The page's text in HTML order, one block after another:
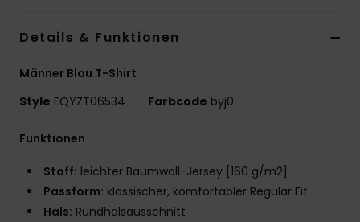
Details & Funktionen
Männer Blau T-Shirt
Style EQYZT06534 Farbcode byj0
Funktionen
Stoff: leichter Baumwoll-Jersey [160 g/m2]
Passform: klassischer, komfortabler Regular Fit
Hals: Rundhalsausschnitt